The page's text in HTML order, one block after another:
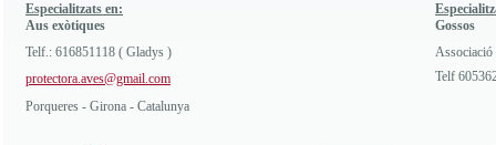
Especialitzats en:
Aus exòtiques
Telf.: 616851118 ( Gladys )
protectora.aves@gmail.com
Porqueres - Girona - Catalunya
Gossos
Associació
Telf